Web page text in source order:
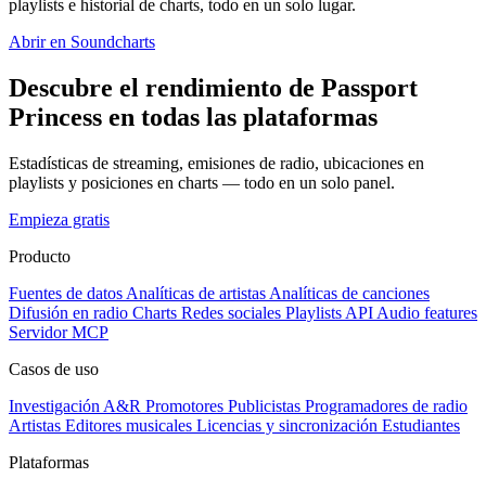
playlists e historial de charts, todo en un solo lugar.
Abrir en Soundcharts
Descubre el rendimiento de Passport
Princess en todas las plataformas
Estadísticas de streaming, emisiones de radio, ubicaciones en
playlists y posiciones en charts — todo en un solo panel.
Empieza gratis
Producto
Fuentes de datos Analíticas de artistas Analíticas de canciones
Difusión en radio Charts Redes sociales Playlists API Audio features
Servidor MCP
Casos de uso
Investigación A&R Promotores Publicistas Programadores de radio
Artistas Editores musicales Licencias y sincronización Estudiantes
Plataformas